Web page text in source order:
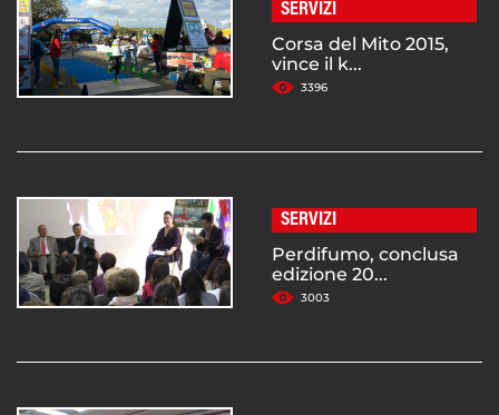
SERVIZI
Corsa del Mito 2015,
vince il k...
3396
SERVIZI
Perdifumo, conclusa
edizione 20...
3003